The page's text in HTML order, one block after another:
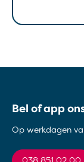
Bel of app
Op werkdagen